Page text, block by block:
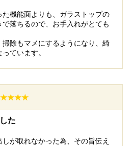
た機能面よりも、ガラストップの
落ちるので、お手入れがとても
除もマメにするようになり、綺
ています。
た
が取れなかった為、その旨伝え